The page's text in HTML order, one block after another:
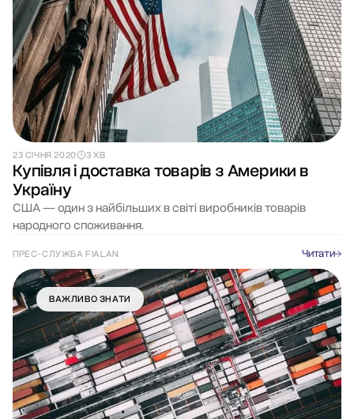
23 СІЧНЯ 2020 3 ХВ
Купівля і доставка товарів з Америки в
Україну
США — один з найбільших в світі виробників товарів
народного споживання.
ПРЕС-СЛУЖБА FIALAN Читати
ВАЖЛИВО ЗНАТИ